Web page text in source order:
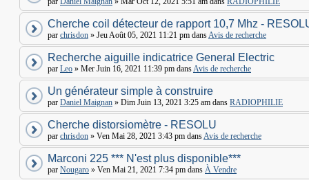
Cherche coil détecteur de rapport 10,7 Mhz -
par chrisdon » Jeu Août 05, 2021 11:21 pm dansAvis de recherche
Recherche aiguille indicatrice General Electric
par Leo » Mer Juin 16, 2021 11:39 pm dansAvis de recherche
Un générateur simple à construire
par Daniel Maignan » Dim Juin 13, 2021 3:25 am dans RADIOPHILIE
Cherche distorsiomètre - RESOLU
par chrisdon » Ven Mai 28, 2021 3:43 pm dansAvis de recherche
Marconi 225 *** N'est plus disponible***
par Nougaro » Ven Mai 21, 2021 7:34 pm dans À Vendre